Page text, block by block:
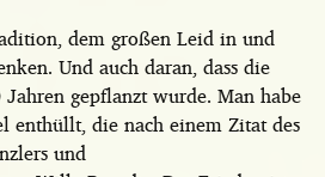
dem großen Leid in und
Und auch daran, dass die
gepflanzt wurde. Man habe
enthüllt, die nach einem Zitat des
und